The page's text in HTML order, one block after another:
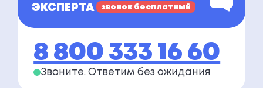
ЭКСПЕРТА звонок бесплатный
8 800 333 16 60
Звоните. Ответим без ожидания